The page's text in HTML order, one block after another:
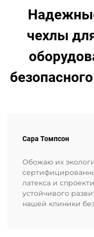
чехлы
Сара Томпсон
Обожаю их
латекса и
устойчивого
нашей клиники